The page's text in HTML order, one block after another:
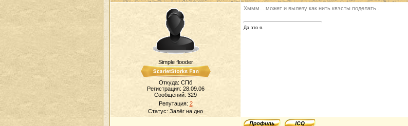
Simple flooder
Откуда: СПб
Регистрация: 28.09.06
Сообщений: 329
Репутация: 2
Статус: Залёг на дно
Хммм... может и вылезу как нить квэсты поделать...
Да это я.